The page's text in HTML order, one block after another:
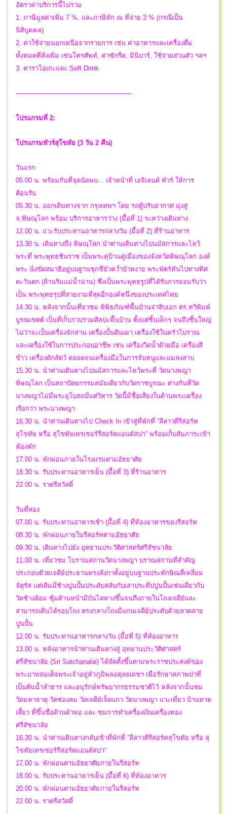
อัตราค่าบริการนี้ไม่รวม
1. ภาษีมูลค่าเพิ่ม 7 %, และภาษีหัก ณ ที่จ่าย 3 % (กรณีเป็น
นิติบุคคล)
2. ค่าใช้จ่ายนอกเหนือจากรายการ เช่น ค่าอาหารและเครื่องดื่ม
ทั้งหมดที่สั่งเพิ่ม เช่นโทรศัพท์, ค่าซักรีด, มินิบาร์, ใช้จ่ายส่วนตัว ฯลฯ
3. คาราโอเกะและ Soft Drink
---------------------------------------------------------
โปรแกรมที่ 2:
โปรแกรมทัวร์สุโขทัย (3 วัน 2 คืน)
วันแรก
05.00 น. พร้อมกันที่จุดนัดพบ... เจ้าหน้าที่ เอจิเลนต์ ทัวร์ ให้การ
ต้อนรับ
05.30 น. ออกเดินทางจาก กรุงเทพฯ โดย รถตู้ปรับอากาศ มุ่งสู่
จ.พิษณุโลก พร้อม บริการอาหารว่าง (มื้อที่ 1) ระหว่างเดินทาง
12.00 น. แวะรับประทานอาหารกลางวัน (มื้อที่ 2) ที่ร้านอาหาร
13.30 น. เดินทางถึง พิษณุโลก นำท่านเดินทางไปนมัสการและไหว้
พระที่ พระพุทธชินราช เป็นพระคุ่บ้านคู่เมืองของจังหวัดพิษณุโลก องค์
พระ นั่งขัดสมาธิอยู่บนฐานชุกชีบัวคว่ำบัวหงาย พระพัตร์หันไปทางทิศ
ตะวันตก (ด้านริมแม่น้ำน่าน) ซึ่งเป็นพระพุทธรูปที่ได้รับการยอมรับว่า
เป็น พระพุทธรุปที่สวยงามที่สุดอีกองค์หนึ่งของประเทศไทย
14.30 น. หลังจากนั้นเที่ยวชม พิพิธภัณฑ์พื้นบ้านจ่าสิบเอก ดร.ทวิพิมพ์
บูรณเขตต์ เป็นที่เก็บรวบรวมศิลปะพื้นบ้าน ตั้งแต่ชิ้นเล็กๆ จนถึงชิ้นใหญ่
ไม่ว่าจะเป็นเครื่องจักสาน เครื่องปั้นดินเผา เครื่องใช้ในครัวโบราณ
และเครื่องใช้ในการประกอบอาชีพ เช่น เครื่องวิดน้ำด้วยมือ เครื่องสี
ข้าว เครื่องดักสัตว์ ตลอดจนเครื่องมือในการจับหนูและแมลงสาบ
15.30 น. นำท่านเดินทางไปนมัสการและไหว้พระที่ วัดนางพญา
พิษณุโลก เป็นสถาปัตยกรรมสมัยเดียวกับวัดราชบูรณะ ต่างกันที่วัด
นางพญาไม่มีพระอุโบสถมีแต่วิหาร วัดนี้มีชื่อเสียงในด้านพระเครื่อง
เรียกว่า พระนางพญา
16.30 น. นำท่านเดินทางไป Check In เข้าสู่ที่พักที่ ”ลีลาวดีรีสอร์ท
สุโขทัย หรือ สุโขทัยเทรเชอร์รีสอร์ตแอนด์สปา” พร้อมเก็บสัมภาระเข้า
ห้องพัก
17.00 น. พักผ่อนภายในโรงแรมตามอัธยาศัย
18.30 น. รับประทานอาหารเย็น (มื้อที่ 3) ที่ร้านอาหาร
22.00 น. ราตรีสวัสดิ์
วันที่สอง
07.00 น. รับประทานอาหารเช้า (มื้อที่ 4) ที่ห้องอาหารของรีสอร์ท
08.30 น. พักผ่อนภายในรีสอร์ทตามอัธยาศัย
09.30 น. เดินทางไปยัง อุทยานประวัติศาสตร์ศรีสัชนาลัย
11.00 น. เที่ยวชม โบราณสถานวัดนางพญา บราณสถานที่สำคัญ
ประกอบด้วยเจดีย์ประธานทรงลังกาตั้งอยู่บนฐานประทักษิณสี่เหลี่ยม
จัตุรัส แต่เดิมมีช้างปูนปั้นประดับสลับกับเสาประทีปปูนปั้นเช่นเดียวกับ
วัดช้างล้อม ซุ้มด้านหน้ามีบันไดทางขึ้นจนถึงภายในโถงเจดีย์และ
สามารถเดินได้รอบโถง ตรงกลางโถงมีแกนเจดีย์ประดับด้วยลวดลาย
ปูนปั้น
12.00 น. รับประทานอาหารกลางวัน (มื้อที่ 5) ที่ห้องอาหาร
13.00 น. หลังอาหารนำท่านเดินทางสู่ อุทยานประวัติศาสตร์
ศรีสัชนาลัย (Sri Satchanalai) ได้จัดตั้งขึ้นตามพระราชประสงค์ของ
พระบาทสมเด็จพระเจ้าอยู่หัวภูมิพลอดุลยเดชฯ เพื่อรักษาสภาพป่าที่
เป็นต้นน้ำลำธาร และอนุรักษ์ทรัพยากรธรรมชาติไว้ หลังจากนั้นชม
วัดมหาธาตุ วัดช่องลม วัดเจดีย์เจ็ดแถว วัดนางพญา แวะเที่ยว บ้านหาด
เสี้ยว ที่ขึ้นชื่อด้านผ้าทอ และ ชมการทำเครื่องเงินเครื่องทอง
ศรีสัชนาลัย
16.30 น. นำท่านเดินทางกลับเข้าที่พักที่ ”ลีลาวดีรีสอร์ทสุโขทัย หรือ สุ
โขทัยเทรเชอร์รีสอร์ตแอนด์สปา”
17.00 น. พักผ่อนตามอัธยาศัยภายในรีสอร์ท
18.00 น. รับประทานอาหารเย็น (มื้อที่ 6) ที่ห้องอาหาร
20.00 น. พักผ่อนตามอัธยาศัยภายในรีสอร์ท
22.00 น. ราตรีสวัสดิ์